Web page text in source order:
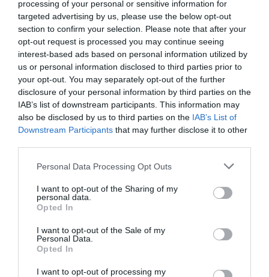
processing of your personal or sensitive information for
targeted advertising by us, please use the below opt-out
section to confirm your selection. Please note that after your
opt-out request is processed you may continue seeing
interest-based ads based on personal information utilized by
us or personal information disclosed to third parties prior to
your opt-out. You may separately opt-out of the further
disclosure of your personal information by third parties on the
IAB’s list of downstream participants. This information may
also be disclosed by us to third parties on the IAB’s List of
Downstream Participants that may further disclose it to other
Please note that this website/app uses one or more Google
not limited to your visit or usage behaviour. You may click to
grant or deny consent to Google and its third-party tags to
use your data for below specified purposes in below Google
consent section.
Personal Data Processing Opt Outs
I want to opt-out of the Sharing of my
personal data.
Opted In
I want to opt-out of the Sale of my
Personal Data.
Opted In
I want to opt-out of processing my
gazdag történelmi háttere miatt – nemcsak
egyszerűen egy finom fogás, hanem egy kulturális
örökség része is.
4. Loukoumades – görög fánkgolyók
fánkgolyói – a tésztát kis halmokban sütik ki, majd
olvasztott vajjal, mézzel és fahéjjal locsolják meg,
hogy hagyományosan az öröm és a vendégszeretet